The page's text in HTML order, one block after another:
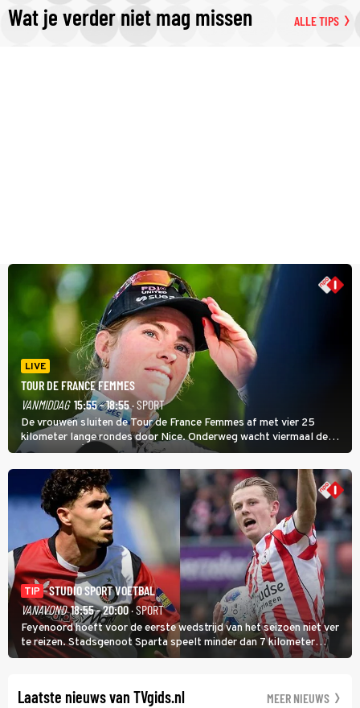
Wat je verder niet mag missen ALLE TIPS
LIVE
TOUR DE FRANCE FEMMES
VANMIDDAG 15:55 - 18:55· SPORT
De vrouwen sluiten de Tour de France Femmes af met vier 25
kilometer lange rondes door Nice. Onderweg wacht viermaal de
zware Col d'Èze. Aan de finish op de Promenade des Anglais krijgt
de eindwinnaar de laatste gele trui.
TIP
STUDIO SPORT VOETBAL
VANAVOND 18:55 - 20:00· SPORT
Feyenoord hoeft voor de eerste wedstrijd van het seizoen niet ver
te reizen. Stadsgenoot Sparta speelt minder dan 7 kilometer
verderop. Feyenoord trok de Spaanse spits Nacho Ferri aan van
Laatste nieuws van TVgids.nl MEER NIEUWS